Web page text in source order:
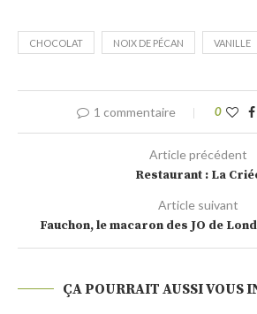
CHOCOLAT NOIX DE PÉCAN VANILLE
1 commentaire 0
Article précédent
Restaurant : La
Article suivant
Fauchon, le macaron des JO de
ÇA POURRAIT AUSSI VOUS